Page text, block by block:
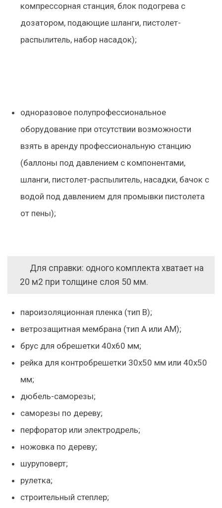
компрессорная станция, блок подогрева с
дозатором, подающие шланги, пистолет-
распылитель, набор насадок);
одноразовое полупрофессиональное
оборудование при отсутствии возможности
взять в аренду профессиональную станцию
(баллоны под давлением с компонентами,
шланги, пистолет-распылитель, насадки, бачок с
водой под давлением для промывки пистолета
от пены);
Для справки: одного комплекта хватает на
20 м2 при толщине слоя 50 мм.
пароизоляционная пленка (тип В);
ветрозащитная мембрана (тип А или АМ);
брус для обрешетки 40х60 мм;
рейка для контробрешетки 30х50 мм или 40х50
мм;
дюбель-саморезы;
саморезы по дереву;
перфоратор или электродрель;
ножовка по дереву;
шуруповерт;
рулетка;
строительный степлер;